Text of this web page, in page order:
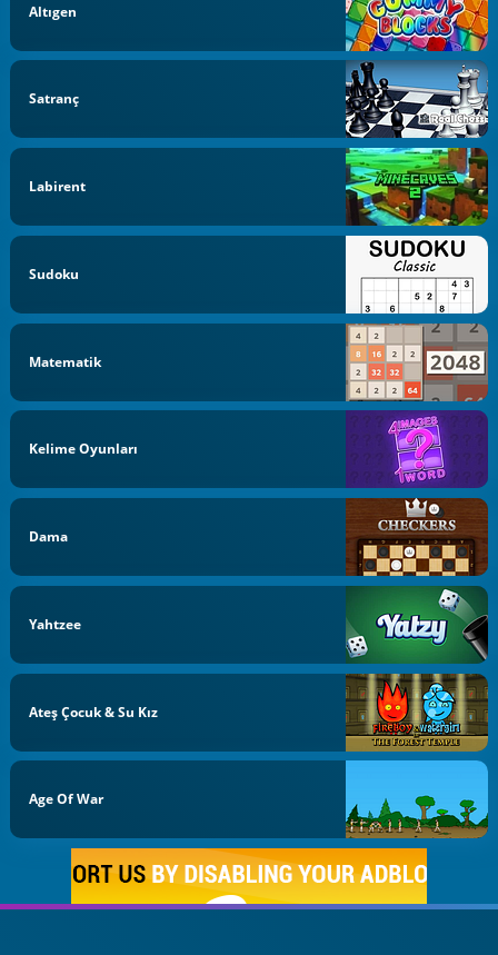
Altıgen
Satranç
Labirent
Sudoku
Matematik
Kelime Oyunları
Dama
Yahtzee
Ateş Çocuk & Su Kız
Age Of War